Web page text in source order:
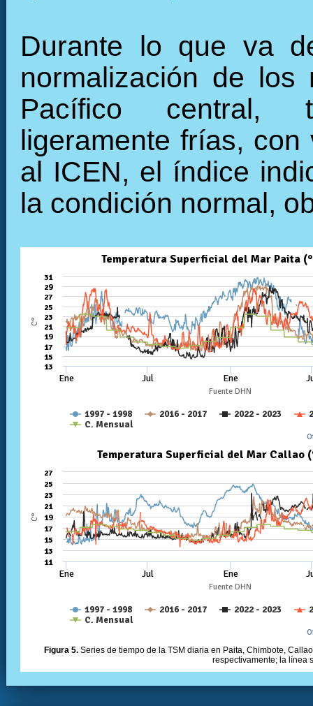
Durante lo que va
normalización de
Pacífico central,
ligeramente frías,
al ICEN, el índice
la condición normal,
Figura 5. Series de tiempo de la TSM diaria en Paita, Chimbote,
respectivamente; la línea